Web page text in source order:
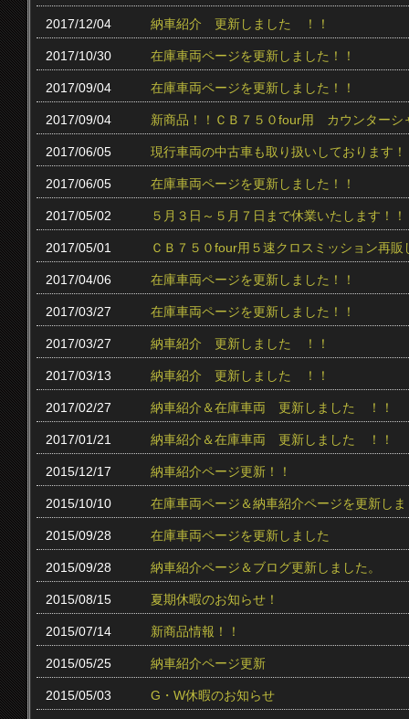
2017/12/04 納車紹介 更新しました ！！
2017/10/30 在庫車両ページを更新しました！！
2017/09/04 在庫車両ページを更新しました！！
2017/09/04 新商品！！ＣＢ７５０four用 カウンター
2017/06/05 現行車両の中古車も取り扱いしております！
2017/06/05 在庫車両ページを更新しました！！
2017/05/02 ５月３日～５月７日まで休業いたします！！
2017/05/01 ＣＢ７５０four用５速クロスミッション再販
2017/04/06 在庫車両ページを更新しました！！
2017/03/27 在庫車両ページを更新しました！！
2017/03/27 納車紹介 更新しました ！！
2017/03/13 納車紹介 更新しました ！！
2017/02/27 納車紹介＆在庫車両 更新しました ！！
2017/01/21 納車紹介＆在庫車両 更新しました ！！
2015/12/17 納車紹介ページ更新！！
2015/10/10 在庫車両ページ＆納車紹介ページを更新し
2015/09/28 在庫車両ページを更新しました
2015/09/28 納車紹介ページ＆ブログ更新しました。
2015/08/15 夏期休暇のお知らせ！
2015/07/14 新商品情報！！
2015/05/25 納車紹介ページ更新
2015/05/03 G・W休暇のお知らせ